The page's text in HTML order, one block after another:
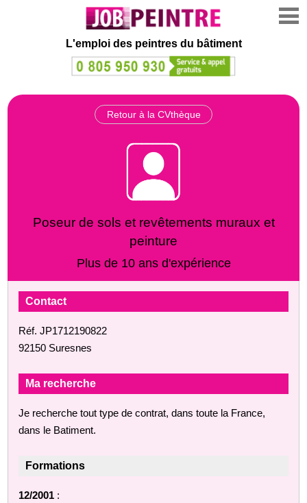
L'emploi des peintres du bâtiment
Retour à la CVthèque
Poseur de sols et revêtements muraux et
peinture
Plus de 10 ans d'expérience
Contact
Réf. JP1712190822
92150 Suresnes
Ma recherche
Je recherche tout type de contrat, dans toute la France,
dans le Batiment.
Formations
12/2001 :